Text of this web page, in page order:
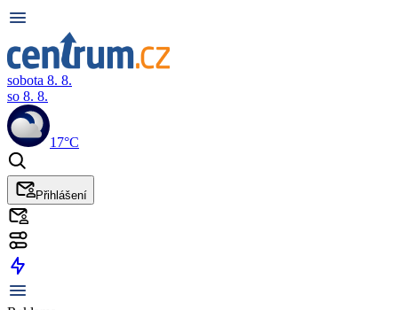
sobota 8. 8.
so 8. 8.
17°C
Přihlášení